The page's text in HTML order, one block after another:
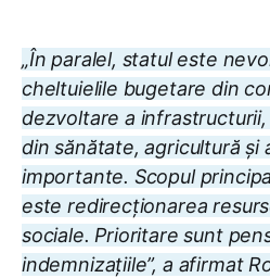
„În paralel, statul este
cheltuielile bugetare din
dezvoltare a
din sănătate, agricultură și
importante. Scopul
este redirecționarea
sociale. Prioritare sunt
indemnizațiile”, a afirmat